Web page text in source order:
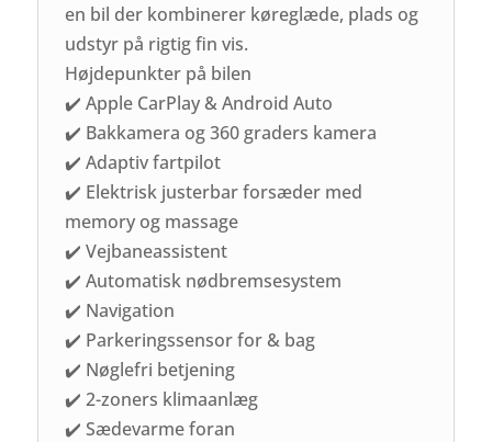
en bil der kombinerer køreglæde, plads og
udstyr på rigtig fin vis.
Højdepunkter på bilen
✔️ Apple CarPlay & Android Auto
✔️ Bakkamera og 360 graders kamera
✔️ Adaptiv fartpilot
✔️ Elektrisk justerbar forsæder med
memory og massage
✔️ Vejbaneassistent
✔️ Automatisk nødbremsesystem
✔️ Navigation
✔️ Parkeringssensor for & bag
✔️ Nøglefri betjening
✔️ 2-zoners klimaanlæg
✔️ Sædevarme foran